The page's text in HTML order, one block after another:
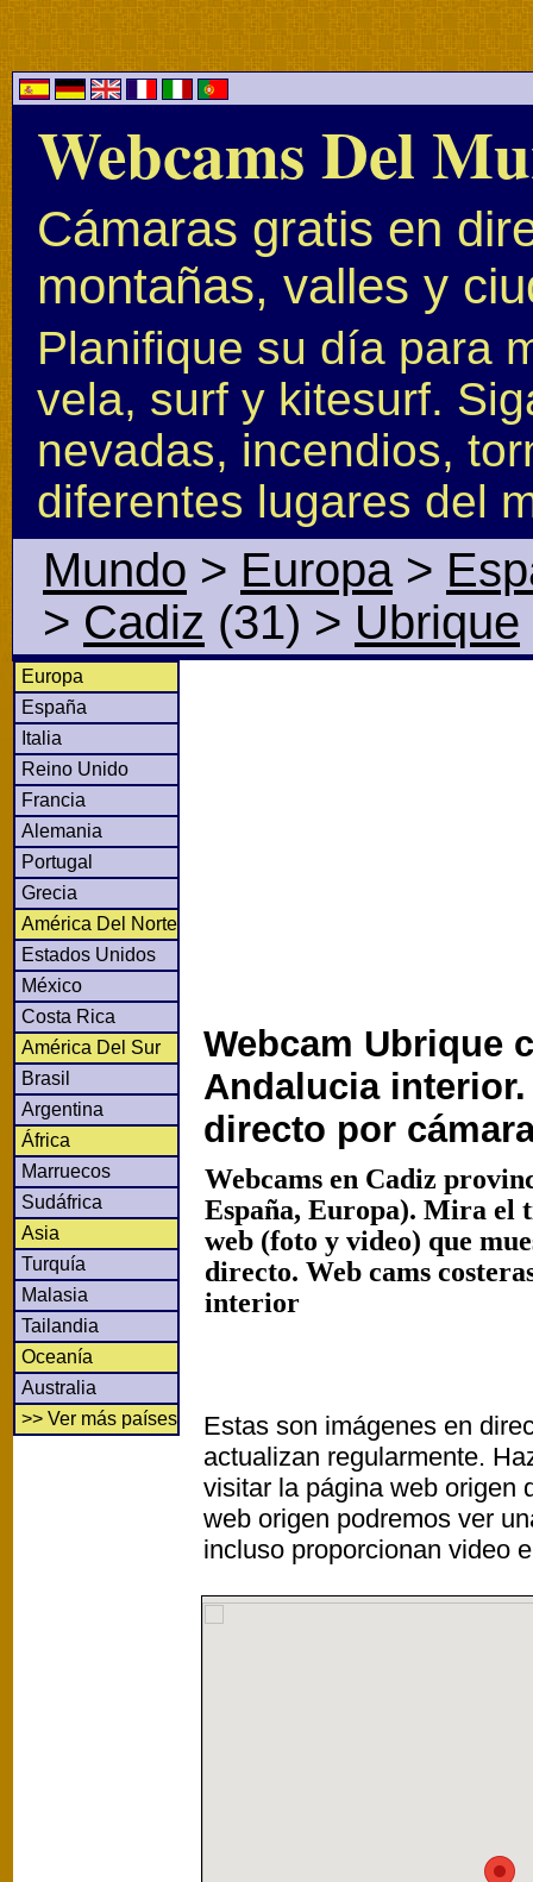
Webcams Del
Cámaras gratis en
montañas, valles y
Planifique su día para
vela, surf y kitesurf.
nevadas, incendios,
diferentes lugares del
Mundo > Europa>
> Cadiz (31) > Ubrique
Europa
España
Italia
Reino Unido
Francia
Alemania
Portugal
Grecia
América Del Norte
Estados Unidos
México
Costa Rica
América Del Sur
Brasil
Argentina
África
Marruecos
Sudáfrica
Asia
Turquía
Malasia
Tailandia
Oceanía
Australia
>> Ver más países
Webcam Ubrique
Andalucia
directo por
Webcams en Cadiz
España, Europa). Mira el
web (foto y video) que
directo. Web cams
interior
Estas son imágenes en
actualizan regularmente.
visitar la página web origen
web origen podremos ver
incluso proporcionan video